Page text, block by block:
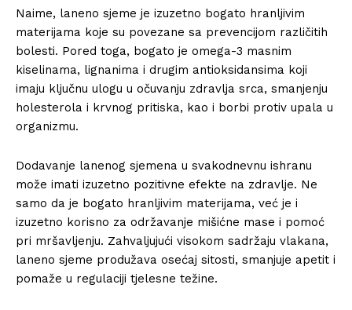
Naime, laneno sjeme je izuzetno bogato hranljivim
materijama koje su povezane sa prevencijom različitih
bolesti. Pored toga, bogato je omega-3 masnim
kiselinama, lignanima i drugim antioksidansima koji
imaju ključnu ulogu u očuvanju zdravlja srca, smanjenju
holesterola i krvnog pritiska, kao i borbi protiv upala u
organizmu.
Dodavanje lanenog sjemena u svakodnevnu ishranu
može imati izuzetno pozitivne efekte na zdravlje. Ne
samo da je bogato hranljivim materijama, već je i
izuzetno korisno za održavanje mišićne mase i pomoć
pri mršavljenju. Zahvaljujući visokom sadržaju vlakana,
laneno sjeme produžava osećaj sitosti, smanjuje apetit i
pomaže u regulaciji tjelesne težine.